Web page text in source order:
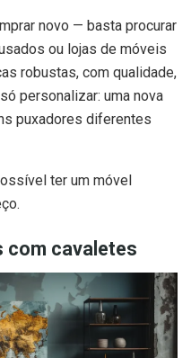
novo — basta procurar
ou lojas de móveis
robustas, com qualidade,
personalizar: uma nova
puxadores diferentes
ter um móvel
com cavaletes